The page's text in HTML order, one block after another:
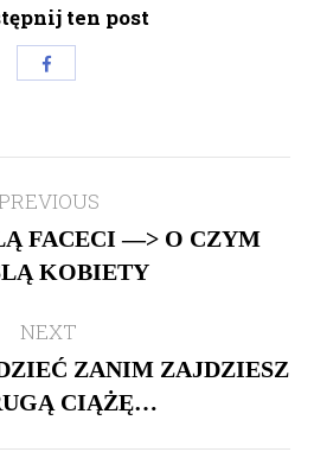
ten post
Share
Previous
FACECI —> O CZYM
KOBIETY
NEXT
Next
ZANIM ZAJDZIESZ
CIĄŻĘ…